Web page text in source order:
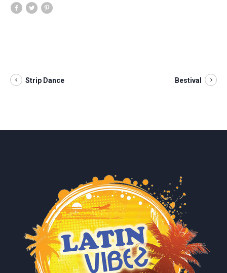
Strip Dance Bestival